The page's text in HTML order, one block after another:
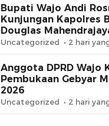
Bupati Wajo Andi
Kunjungan Kapolres
Douglas
Memperkuat Sinergi
Uncategorized 2 hari
Anggota DPRD Wajo
Pembukaan Gebyar
2026
Uncategorized 2 hari